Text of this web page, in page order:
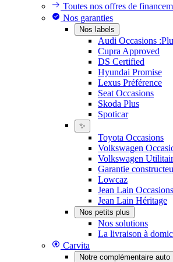
Toutes nos offres de
Nos garanties
Nos labels
Audi Occasions
Cupra Approved
DS Certified
Hyundai Promise
Lexus Préférence
Seat Occasions
Skoda Plus
Spoticar
✨
Toyota Occasions
Volkswagen
Volkswagen
Garantie
Lowcaz
Jean Lain Occasions
Jean Lain Héritage
Nos petits plus
Nos solutions
La livraison à
Carvita
Notre complémentaire auto